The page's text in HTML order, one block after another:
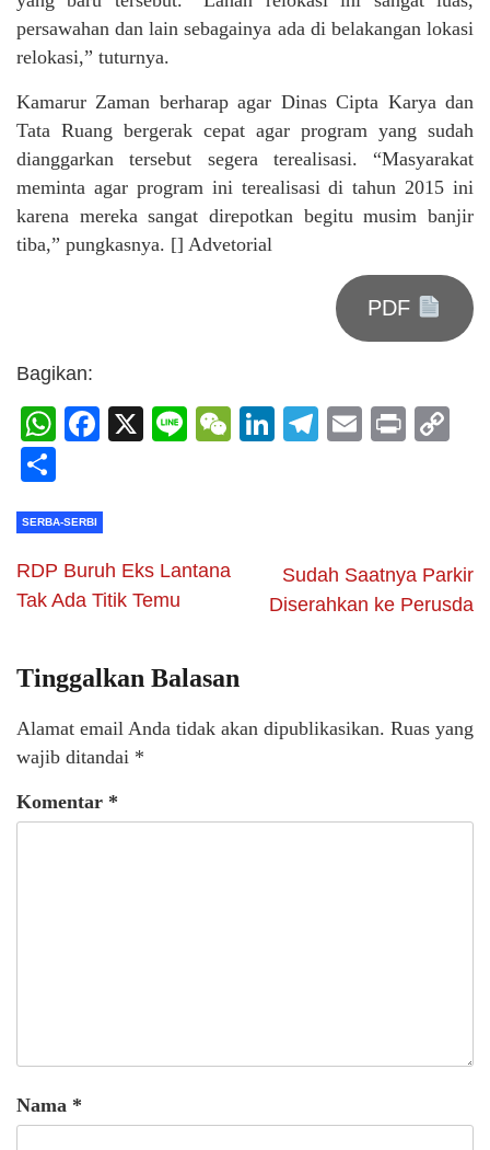
persawahan dan lain sebagainya ada di belakangan lokasi
relokasi,” tuturnya.
Kamarur Zaman berharap agar Dinas Cipta Karya dan
Tata Ruang bergerak cepat agar program yang sudah
dianggarkan tersebut segera terealisasi. “Masyarakat
meminta agar program ini terealisasi di tahun 2015 ini
karena mereka sangat direpotkan begitu musim banjir
tiba,” pungkasnya. [] Advetorial
PDF
Bagikan:
WhatsApp
Facebook
X LineWeChat
LinkedIn
Telegram
Email
Print
SERBA-SERBI
RDP Buruh Eks Lantana
Tak Ada Titik Temu
Sudah Saatnya Parkir
Diserahkan ke Perusda
Tinggalkan Balasan
Alamat email Anda tidak akan dipublikasikan. Ruas yang
wajib ditandai *
Komentar *
Nama *